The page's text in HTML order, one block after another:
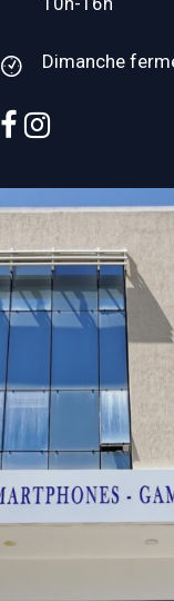
Dimanche
facebook
instagram